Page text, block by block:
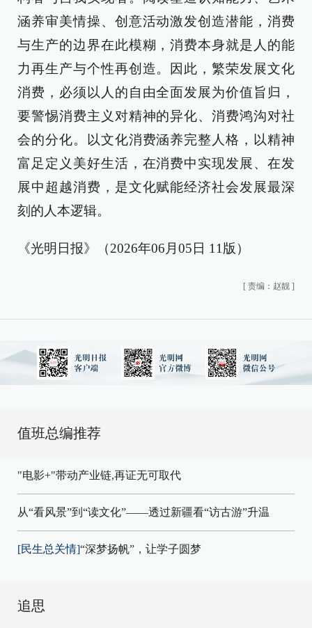
涵养审美情操、创意活动激发创造潜能，消费
与生产的边界在此模糊，消费本身就是人的能
力再生产与个性再创造。因此，繁荣发展文化
消费，必须以人的自由全面发展为价值旨归，
要警惕消费主义对精神的异化、消费鸿沟对社
会的分化。以文化消费涵养完整人格，以精神
富足定义美好生活，在消费中实现发展、在发
展中超越消费，是文化赋能经济社会发展最深
刻的人本逻辑。
《光明日报》（2026年06月05日 11版）
[ 责编：赵靓 ]
值班总编推荐
"电影+"带动产业链,再证无可取代
从“看风景”到“读文化”——透过新疆看“访古游”升温
[民生总关情]“深梦扬帆”，让学子圆梦
追思